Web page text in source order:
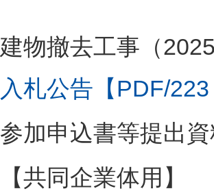
建物撤去工事（
入札公告【PDF/
参加申込書等提出
【共同企業体用】